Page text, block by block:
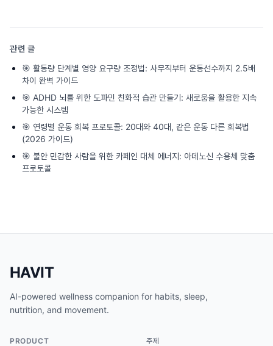
관련 글
🎯 활동량 단계별 영양 요구량 조정법: 사무직부터 운동선수까지 2.5배
차이 완벽 가이드
🎯 ADHD 뇌를 위한 도파민 친화적 습관 만들기: 새로움을 활용한 지속
가능한 시스템
🎯 연령별 운동 회복 프로토콜: 20대와 40대, 같은 운동 다른 회복법
(2026 가이드)
🎯 불안 민감한 사람을 위한 카페인 대체 에너지: 아데노신 수용체 맞춤
프로토콜
HAVIT
AI-powered wellness companion for habits, sleep,
nutrition, and movement.
PRODUCT 주제